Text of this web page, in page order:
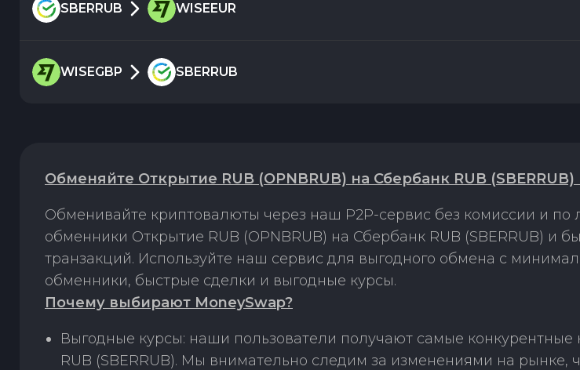
SBERRUB WISEEUR
WISEGBP SBERRUB
Обменяйте Открытие RUB (OPNBRUB) на Сбербанк RUB (SBERRUB)
Обменивайте криптовалюты через наш P2P-сервис без комиссии и
обменники Открытие RUB (OPNBRUB) на Сбербанк RUB (SBERRUB) и
транзакций. Используйте наш сервис для выгодного обмена с
обменники, быстрые сделки и выгодные курсы.
Почему выбирают MoneySwap?
Выгодные курсы: наши пользователи получают самые
RUB (SBERRUB). Мы внимательно следим за изменениями на